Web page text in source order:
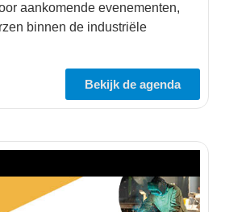
aankomende evenementen,
binnen de industriële
Bekijk de agenda